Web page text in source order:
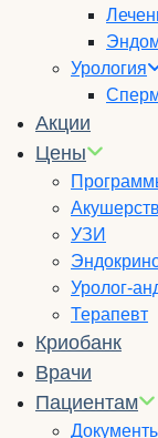
Урология
Акции
Цены
УЗИ
Уролог-
Терапевт
Криобанк
Врачи
Пациентам